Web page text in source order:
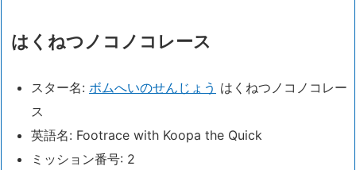
はくねつノコノコレース
スター名: ボムへいのせんじょう はくねつノコノコレー
ス
英語名: Footrace with Koopa the Quick
ミッション番号: 2